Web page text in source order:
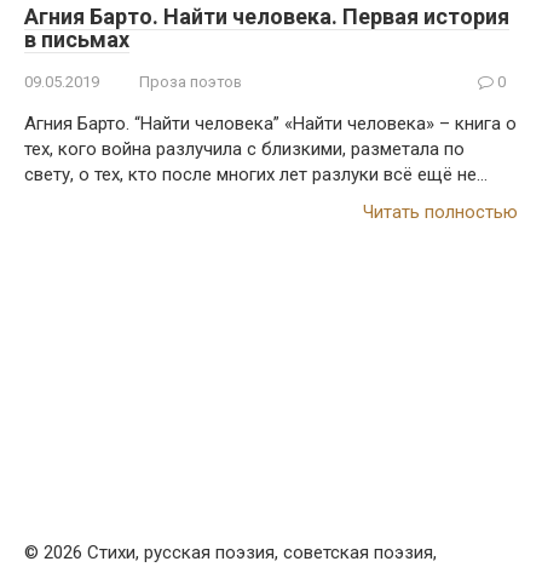
Агния Барто. Найти человека. Первая история
в письмах
09.05.2019 Проза поэтов 0
Агния Барто. “Найти человека” «Найти человека» – книга о
тех, кого война разлучила с близкими, разметала по
свету, о тех, кто после многих лет разлуки всё ещё не…
Читать полностью
© 2026 Стихи, русская поэзия, советская поэзия,